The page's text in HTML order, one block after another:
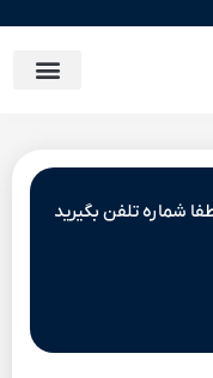
شماره تلفن بگیرید